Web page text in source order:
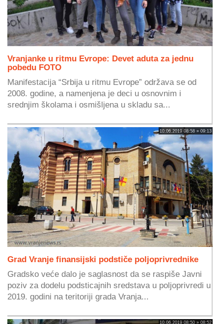
Vranjanke u ritmu Evrope: Devet aduta za jednu
pobedu FOTO
Manifestacija “Srbija u ritmu Evrope” održava se od
2008. godine, a namenjena je deci u osnovnim i
srednjim školama i osmišljena u skladu sa...
10.06.2019 08:58 » 09:13
Grad Vranje finansijski podstiče poljoprivrednike
Gradsko veće dalo je saglasnost da se raspiše Javni
poziv za dodelu podsticajnih sredstava u poljoprivredi u
2019. godini na teritoriji grada Vranja...
10.06.2019 08:50 » 08:52